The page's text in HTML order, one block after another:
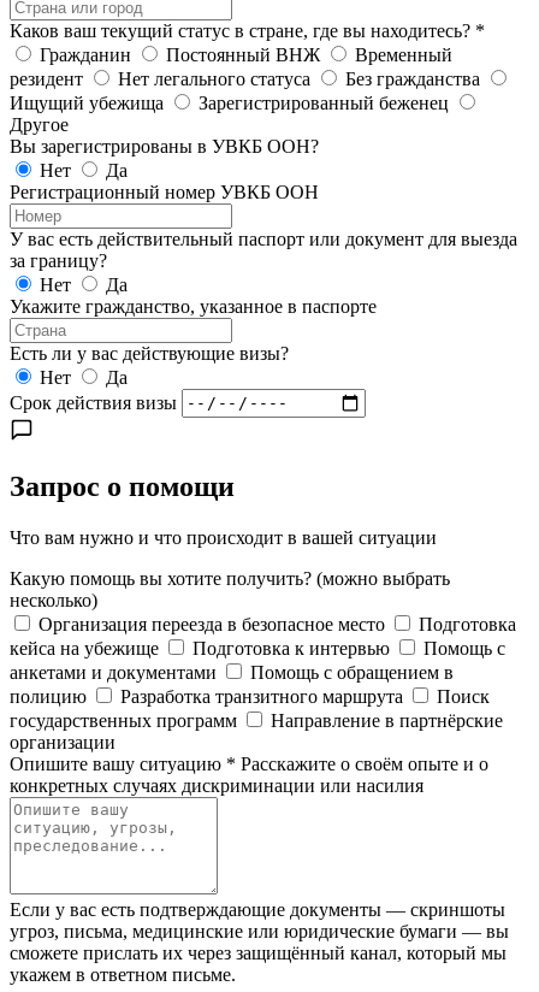
Каков ваш текущий статус в стране, где вы находитесь? *
Гражданин
Постоянный ВНЖ
Временный
резидент
Нет легального статуса
Без гражданства
Ищущий убежища
Зарегистрированный беженец
Другое
Вы зарегистрированы в УВКБ ООН?
Нет
Да
Регистрационный номер УВКБ ООН
У вас есть действительный паспорт или документ для выезда
за границу?
Нет
Да
Укажите гражданство, указанное в паспорте
Есть ли у вас действующие визы?
Нет
Да
Срок действия визы
Запрос о помощи
Что вам нужно и что происходит в вашей ситуации
Какую помощь вы хотите получить? (можно выбрать
несколько)
Организация переезда в безопасное место
Подготовка
кейса на убежище
Подготовка к интервью
Помощь с
анкетами и документами
Помощь с обращением в
полицию
Разработка транзитного маршрута
Поиск
государственных программ
Направление в партнёрские
организации
Опишите вашу ситуацию * Расскажите о своём опыте и о
конкретных случаях дискриминации или насилия
Если у вас есть подтверждающие документы — скриншоты
угроз, письма, медицинские или юридические бумаги — вы
сможете прислать их через защищённый канал, который мы
укажем в ответном письме.